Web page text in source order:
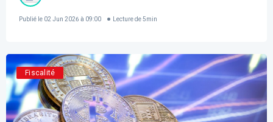
Publié le 02 Jun 2026 à 09:00 Lecture de 5min
Fiscalité